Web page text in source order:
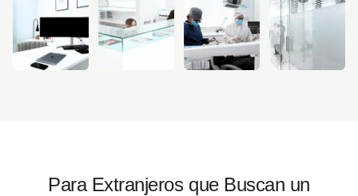
Para Extranjeros que Buscan un